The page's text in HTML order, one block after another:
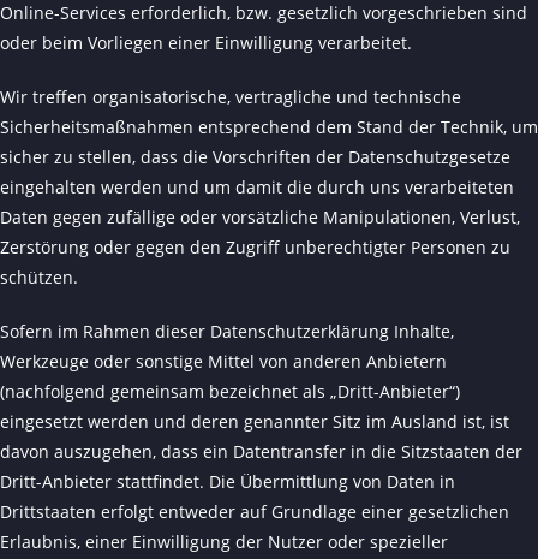
Online-Services erforderlich, bzw. gesetzlich vorgeschrieben sind
oder beim Vorliegen einer Einwilligung verarbeitet.
Wir treffen organisatorische, vertragliche und technische
Sicherheitsmaßnahmen entsprechend dem Stand der Technik, um
sicher zu stellen, dass die Vorschriften der Datenschutzgesetze
eingehalten werden und um damit die durch uns verarbeiteten
Daten gegen zufällige oder vorsätzliche Manipulationen, Verlust,
Zerstörung oder gegen den Zugriff unberechtigter Personen zu
schützen.
Sofern im Rahmen dieser Datenschutzerklärung Inhalte,
Werkzeuge oder sonstige Mittel von anderen Anbietern
(nachfolgend gemeinsam bezeichnet als „Dritt-Anbieter“)
eingesetzt werden und deren genannter Sitz im Ausland ist, ist
davon auszugehen, dass ein Datentransfer in die Sitzstaaten der
Dritt-Anbieter stattfindet. Die Übermittlung von Daten in
Drittstaaten erfolgt entweder auf Grundlage einer gesetzlichen
Erlaubnis, einer Einwilligung der Nutzer oder spezieller